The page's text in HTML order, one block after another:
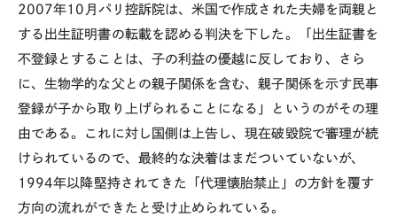
2007年10月パリ控訴院は、米国で作成された夫婦を両親と
する出生証明書の転載を認める判決を下した。「出生証書を
不登録とすることは、子の利益の優越に反しており、さら
に、生物学的な父との親子関係を含む、親子関係を示す民事
登録が子から取り上げられることになる」というのがその理
由である。これに対し国側は上告し、現在破毀院で審理が続
けられているので、最終的な決着はまだついていないが、
1994年以降堅持されてきた「代理懐胎禁止」の方針を覆す
方向の流れができたと受け止められている。